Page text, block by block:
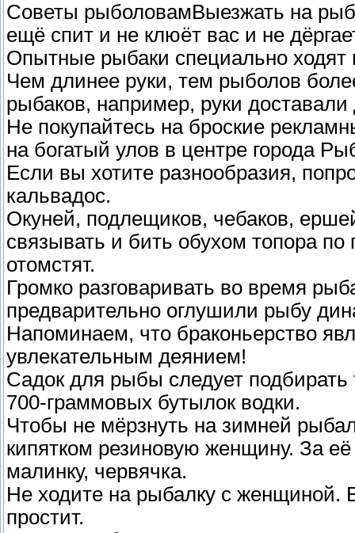
Советы рыболовамВыезжать на
ещё спит и не клюёт вас и не
Опытные рыбаки специально ходят
Чем длинее руки, тем рыболов
рыбаков, например, руки
Не покупайтесь на броские
на богатый улов в центре города
Если вы хотите разнообразия,
кальвадос.
Окуней, подлещиков, чебаков,
связывать и бить обухом топора
отомстят.
Громко разговаривать во время
предварительно оглушили рыбу
Напоминаем, что браконьерство
увлекательным деянием!
Садок для рыбы следует подбирать
700-граммовых бутылок водки.
Чтобы не мёрзнуть на зимней
кипятком резиновую женщину. За
малинку, червячка.
Не ходите на рыбалку с женщиной.
простит.